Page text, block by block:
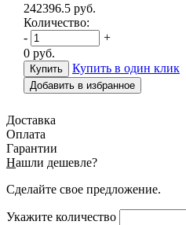
242396.5 руб.
Количество:
-
+
0 руб.
Купить в один клик
Добавить в избранное
Доставка
Оплата
Гарантии
Нашли дешевле?
Сделайте свое предложение.
Укажите количество